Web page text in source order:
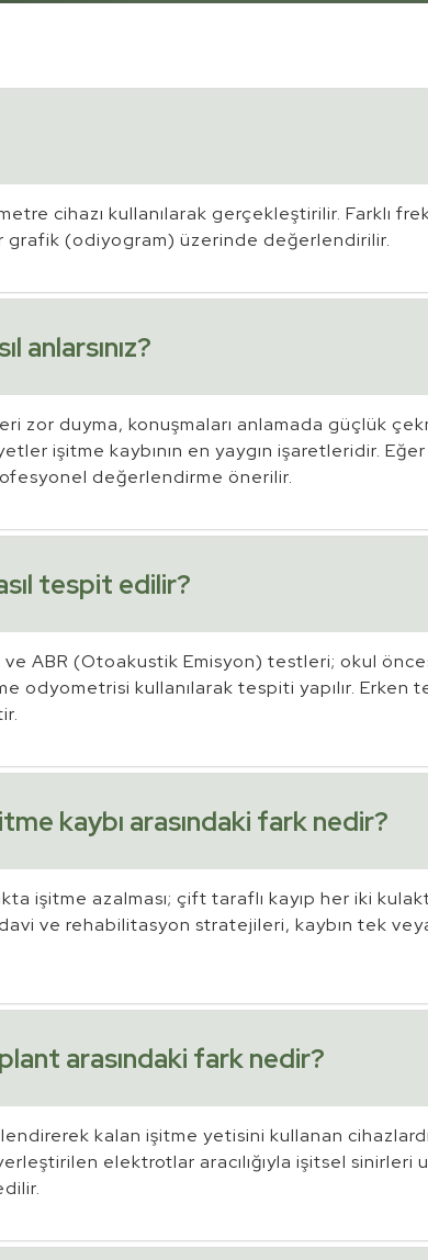
cihazı kullanılarak gerçekleştirilir. Farklı
grafik (odiyogram) üzerinde değerlendirilir.
anlarsınız?
zor duyma, konuşmaları anlamada güçlük
işitme kaybının en yaygın işaretleridir.
değerlendirme önerilir.
tespit edilir?
ABR (Otoakustik Emisyon) testleri; okul
odyometrisi kullanılarak tespiti yapılır. Erken
kaybı arasındaki fark nedir?
işitme azalması; çift taraflı kayıp her iki
ve rehabilitasyon stratejileri, kaybın tek
arasındaki fark nedir?
kalan işitme yetisini kullanan
elektrotlar aracılığıyla işitsel sinirleri